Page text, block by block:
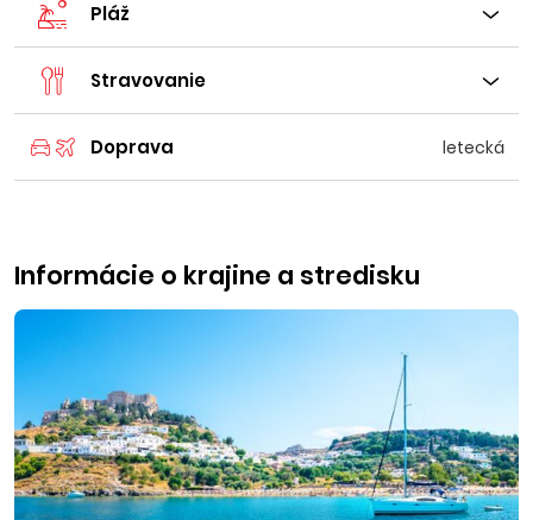
Pláž
Stravovanie
Doprava letecká
Informácie o krajine a stredisku